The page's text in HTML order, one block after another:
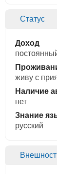
Статус
Доход
живу с
Наличие
нет
Знание
русский